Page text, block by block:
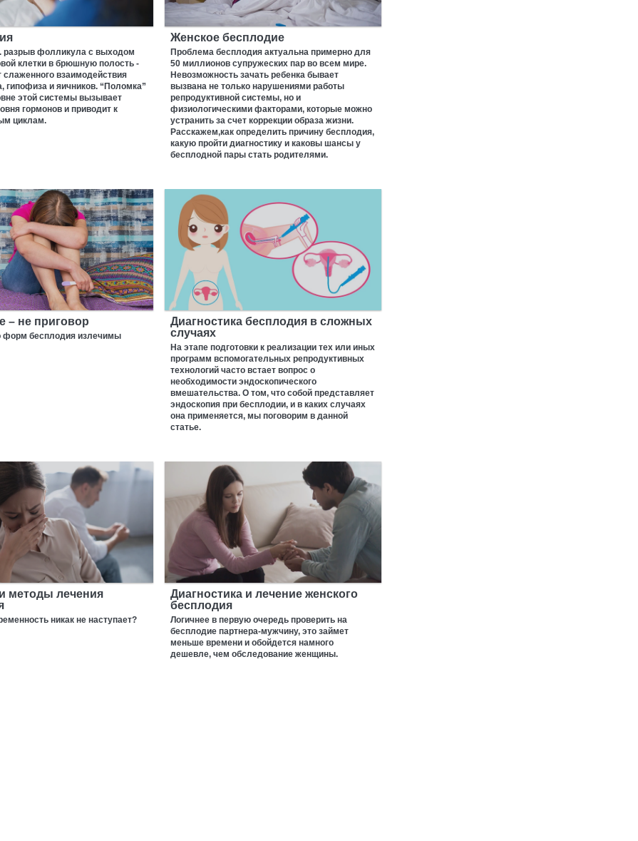
разрыв фолликула с выходом
клетки в брюшную полость -
слаженного взаимодействия
гипофиза и яичников. “Поломка”
этой системы вызывает
гормонов и приводит к
циклам.
Женское бесплодие
Проблема бесплодия актуальна примерно для
50 миллионов супружеских пар во всем мире.
Невозможность зачать ребенка бывает
вызвана не только нарушениями работы
репродуктивной системы, но и
физиологическими факторами, которые можно
устранить за счет коррекции образа жизни.
Расскажем,как определить причину бесплодия,
какую пройти диагностику и каковы шансы у
бесплодной пары стать родителями.
– не приговор
форм бесплодия излечимы
Диагностика бесплодия в сложных
случаях
На этапе подготовки к реализации тех или иных
программ вспомогательных репродуктивных
технологий часто встает вопрос о
необходимости эндоскопического
вмешательства. О том, что собой представляет
эндоскопия при бесплодии, и в каких случаях
она применяется, мы поговорим в данной
статье.
методы лечения
никак не наступает?
Диагностика и лечение женского
бесплодия
Логичнее в первую очередь проверить на
бесплодие партнера-мужчину, это займет
меньше времени и обойдется намного
дешевле, чем обследование женщины.